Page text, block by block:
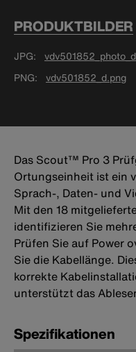
PRODUKTBILDER
JPG
PNG
vdv501852_d.png
Das Scout™ Pro 3
Ortungseinheit ist ein
Sprach-, Daten- und
Mit den 18
identifizieren Sie
Prüfen Sie auf Power
Sie die Kabellänge.
korrekte
unterstützt das
Spezifikationen